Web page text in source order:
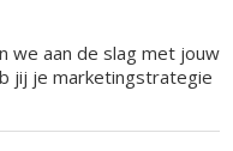
we aan de slag met jouw
jij je marketingstrategie